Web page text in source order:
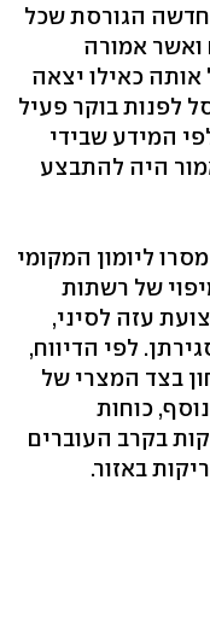
הגורסת שכל
ואשר אמורה
כאילו יצאה
לפנות בוקר פעיל
המידע שבידי
היה להתבצע
ליומון המקומי
של רשתות
עזה לסיני,
סגירתן. לפי הדיווח,
בצד המצרי של
כוחות
בקרב העוברים
באזור.